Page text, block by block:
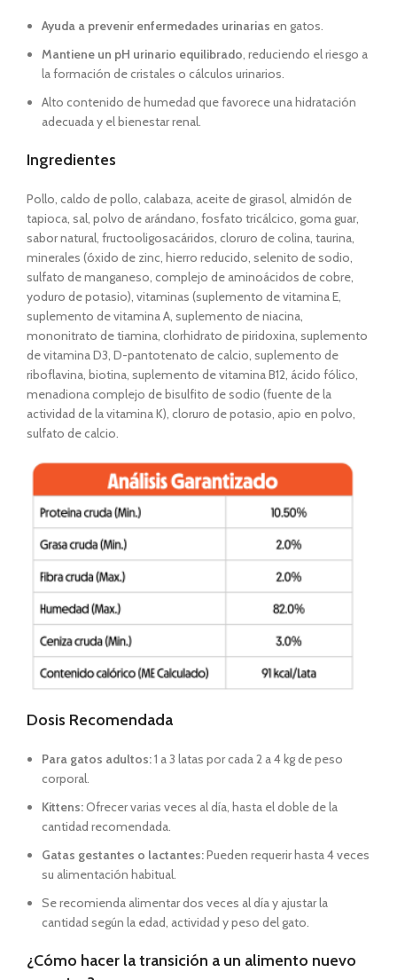
Ayuda a prevenir enfermedades urinarias en gatos.
Mantiene un pH urinario equilibrado, reduciendo el riesgo a
la formación de cristales o cálculos urinarios.
Alto contenido de humedad que favorece una hidratación
adecuada y el bienestar renal.
Ingredientes
Pollo, caldo de pollo, calabaza, aceite de girasol, almidón de
tapioca, sal, polvo de arándano, fosfato tricálcico, goma guar,
sabor natural, fructooligosacáridos, cloruro de colina, taurina,
minerales (óxido de zinc, hierro reducido, selenito de sodio,
sulfato de manganeso, complejo de aminoácidos de cobre,
yoduro de potasio), vitaminas (suplemento de vitamina E,
suplemento de vitamina A, suplemento de niacina,
mononitrato de tiamina, clorhidrato de piridoxina, suplemento
de vitamina D3, D-pantotenato de calcio, suplemento de
riboflavina, biotina, suplemento de vitamina B12, ácido fólico,
menadiona complejo de bisulfito de sodio (fuente de la
actividad de la vitamina K), cloruro de potasio, apio en polvo,
sulfato de calcio.
Dosis Recomendada
Para gatos adultos:1 a 3 latas por cada 2 a 4 kg de peso
corporal.
Kittens:Ofrecer varias veces al día, hasta el doble de la
cantidad recomendada.
Gatas gestantes o lactantes:Pueden requerir hasta 4 veces
su alimentación habitual.
Se recomienda alimentar dos veces al día y ajustar la
cantidad según la edad, actividad y peso del gato.
¿Cómo hacer la transición a un alimento nuevo